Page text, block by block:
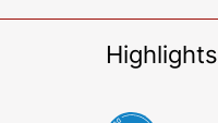
Highlights